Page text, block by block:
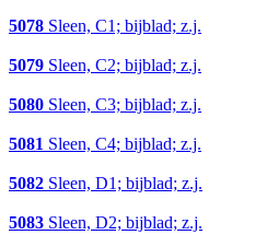
5078 Sleen, C1; bijblad; z.j.
5079 Sleen, C2; bijblad; z.j.
5080 Sleen, C3; bijblad; z.j.
5081 Sleen, C4; bijblad; z.j.
5082 Sleen, D1; bijblad; z.j.
5083 Sleen, D2; bijblad; z.j.